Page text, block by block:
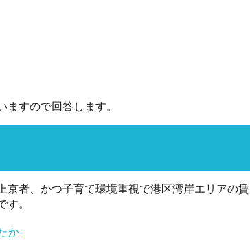
すので回答します。
京者、かつ子育て環境重視で港区湾岸エリアの賃
。
か-